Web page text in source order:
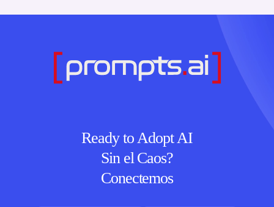
Ready to Adopt AI
Sin el Caos?
Conectemos